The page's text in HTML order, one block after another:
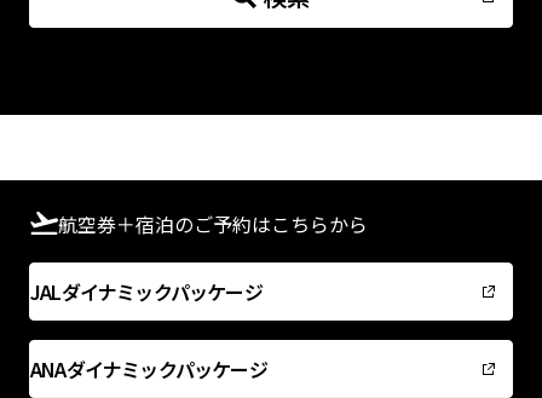
航空券＋宿泊のご予約はこちらから
JALダイナミックパッケージ
ANAダイナミックパッケージ